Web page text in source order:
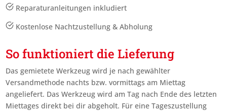
Reparaturanleitungen inkludiert
Kostenlose Nachtzustellung & Abholung
So funktioniert die Lieferung
Das gemietete Werkzeug wird je nach gewählter
Versandmethode nachts bzw. vormittags am Miettag
angeliefert. Das Werkzeug wird am Tag nach Ende des letzten
Miettagesdirekt bei dir abgeholt. Für eine Tageszustellung